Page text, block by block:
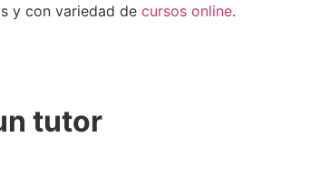
y con variedad de cursos online.
tutor